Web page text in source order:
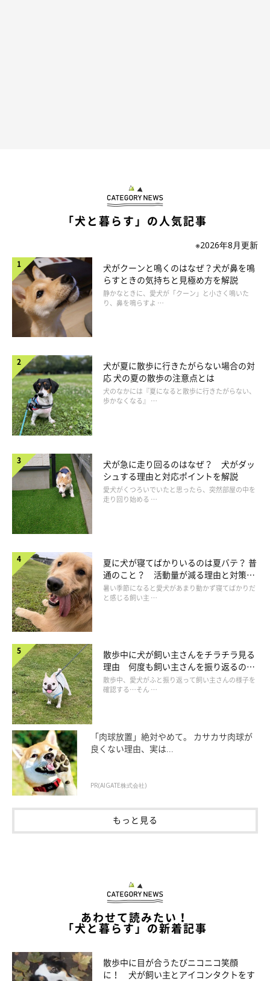
「犬と暮らす」の人気記事
※2026年8月更新
犬がクーンと鳴くのはなぜ？犬が鼻を鳴
らすときの気持ちと見極め方を解説
静かなときに、愛犬が「クーン」と小さく鳴いた
り、鼻を鳴らすよ …
犬が夏に散歩に行きたがらない場合の対
応 犬の夏の散歩の注意点とは
犬のなかには『夏になると散歩に行きたがらない、
歩かなくなる』 …
犬が急に走り回るのはなぜ？ 犬がダッ
シュする理由と対応ポイントを解説
愛犬がくつろいでいたと思ったら、突然部屋の中を
走り回り始める …
夏に犬が寝てばかりいるのは夏バテ？ 普
通のこと？ 活動量が減る理由と対策と
は
暑い季節になると愛犬があまり動かず寝てばかりだ
と感じる飼い主 …
散歩中に犬が飼い主さんをチラチラ見る
理由 何度も飼い主さんを振り返るのは
なぜ？
散歩中、愛犬がふと振り返って飼い主さんの様子を
確認する…そん …
「肉球放置」絶対やめて。 カサカサ肉球が
良くない理由、実は...
PR(AIGATE株式会社)
もっと見る
あわせて読みたい！
「犬と暮らす」の新着記事
散歩中に目が合うたびニコニコ笑顔
に！ 犬が飼い主とアイコンタクトをす